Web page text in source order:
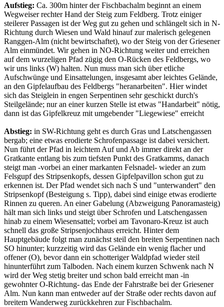
Aufstieg: Ca. 300m hinter der Fischbachalm beginnt an einem
Wegweiser rechter Hand der Steig zum Feldberg. Trotz einiger
steilerer Passagen ist der Weg gut zu gehen und schlängelt sich in N-
Richtung durch Wiesen und Wald hinauf zur malerisch gelegenen
Ranggen-Alm (nicht bewirtschaftet), wo der Steig von der Griesener
Alm einmündet. Wir gehen in NO-Richtung weiter und erreichen
auf dem wurzeligen Pfad zügig den O-Rücken des Feldbergs, wo
wir uns links (W) halten. Nun muss man sich über etliche
Aufschwünge und Einsattelungen, insgesamt aber leichtes Gelände,
an den Gipfelaufbau des Feldbergs "heranarbeiten". Hier windet
sich das Steiglein in engen Serpentinen sehr geschickt durch's
Steilgelände; nur an einer kurzen Stelle ist etwas "Handarbeit" nötig,
dann ist das Gipfelkreuz mit umgebender "Liegewiese" erreicht
Abstieg: in SW-Richtung geht es durch Gras und Latschengassen
bergab; eine etwas erodierte Schrofenpassage ist dabei versichert.
Nun führt der Pfad in leichtem Auf und Ab immer direkt an der
Gratkante entlang bis zum tiefsten Punkt des Gratkamms, danach
steigt man -vorbei an einer markanten Felsnadel- wieder an zum
Felsgupf des Stripsenkopfs, dessen Gipfelpavillon schon gut zu
erkennen ist. Der Pfad wendet sich nach S und "unterwandert" den
Stripsenkopf (Besteigung s. Tipp), dabei sind einige etwas erodierte
Rinnen zu queren. An einer Gabelung (Abzweigung Panoramasteig)
hält man sich links und steigt über Schrofen und Latschengassen
hinab zu einem Wiesensattel; vorbei am Tavonaro-Kreuz ist auch
schnell das große Stripsenjochhaus erreicht. Hinter dem
Hauptgebäude folgt man zunächst steil den breiten Serpentinen nach
SO hinunter; kurzzeitig wird das Gelände ein wenig flacher und
offener (O), bevor dann ein schotteriger Waldpfad wieder steil
hinunterführt zum Talboden. Nach einem kurzen Schwenk nach N
wird der Weg stetig breiter und schon bald erreicht man -in
gewohnter O-Richtung- das Ende der Fahrstraße bei der Griesener
Alm. Nun kann man entweder auf der Straße oder rechts davon auf
breitem Wanderweg zurückkehren zur Fischbachalm.